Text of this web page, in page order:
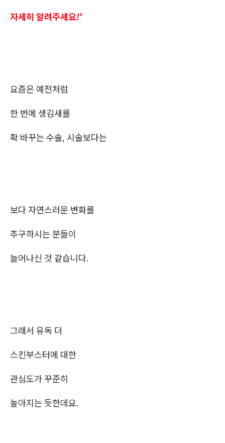
자세히 알려주세요!'
요즘은 예전처럼
한 번에 생김새를
확 바꾸는 수술, 시술보다는
보다 자연스러운 변화를
추구하시는 분들이
늘어나신 것 같습니다.
그래서 유독 더
스킨부스터에 대한
관심도가 꾸준히
높아지는 듯한데요.